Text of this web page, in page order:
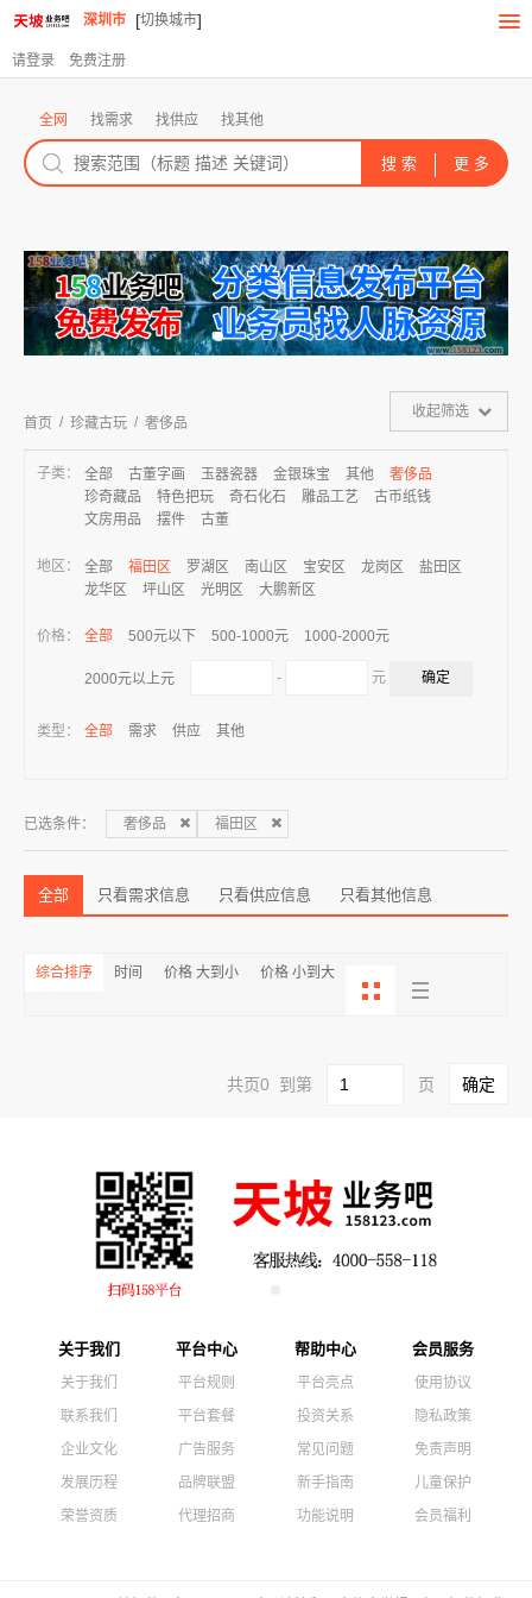
深圳市 [切换城市]
请登录 免费注册
全网 找需求 找供应 找其他
首页 / 珍藏古玩 / 奢侈品
收起筛选
子类： 全部 古董字画 玉器瓷器 金银珠宝 其他
奢侈品
珍奇藏品
特色把玩 奇石化石 雕品工艺
古币纸钱
文房用品
摆件 古董
地区： 全部 福田区 罗湖区 南山区 宝安区 龙岗区
盐田区
龙华区
坪山区 光明区 大鹏新区
价格： 全部 500元以下 500-1000元 1000-2000元
2000元以上元 - 元
类型： 全部 需求 供应 其他
已选条件： 奢侈品 福田区
全部 只看需求信息 只看供应信息 只看其他信息
综合排序 时间 价格 大到小 价格 小到大
共页0 到第 页
关于我们
关于我们
联系我们
企业文化
发展历程
荣誉资质
平台中心
平台规则
平台套餐
广告服务
品牌联盟
代理招商
帮助中心
平台亮点
投资关系
常见问题
新手指南
功能说明
会员服务
使用协议
隐私政策
免责声明
儿童保护
会员福利